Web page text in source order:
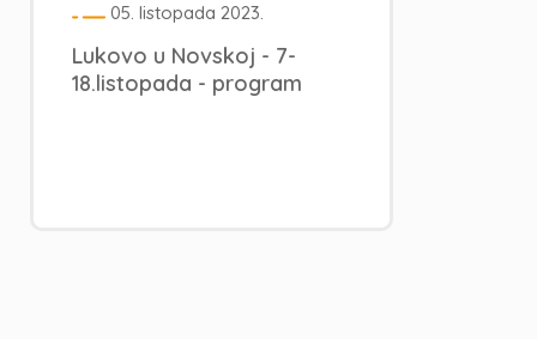
05. listopada 2023.
Lukovo u Novskoj - 7-
18.listopada - program